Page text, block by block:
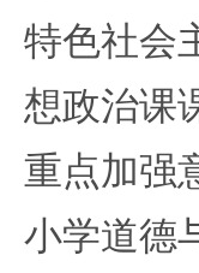
特色社会
想政治课
重点加强
小学道德